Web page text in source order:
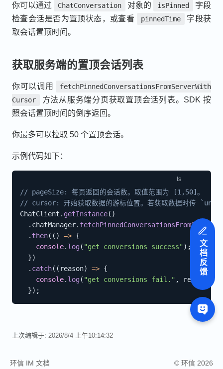
你可以通过 ChatConversation 对象的 isPinned
字段
检查会话是否为置顶状态，或查看
pinnedTime
字段获
取会话置顶时间。
获取服务端的置顶会话列表
你可以调用
fetchPinnedConversationsFromServerWith
Cursor
方法从服务端分页获取置顶会话列表。SDK 按
照会话置顶时间的倒序返回。
你最多可以拉取 50 个置顶会话。
示例代码如下：
// pageSize: 每页返回的会话数。取值范围为 [1,50]。
// cursor: 开始获取数据的游标位置。若获取数据时传
ChatClient . getInstance( )
. chatManager.
. then( ( ) => {
console. log( "get conversions success" ) ;
})
. catch( ( reason) => {
console. log( "get conversions fail." , reason
;
}) ;
上次编辑于: 2026/8/4 上午10:14:32
环信 IM 文档 © 环信 2026
文档反馈